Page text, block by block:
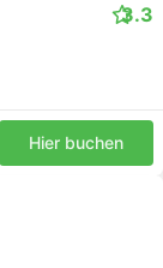
3.3
Hier buchen